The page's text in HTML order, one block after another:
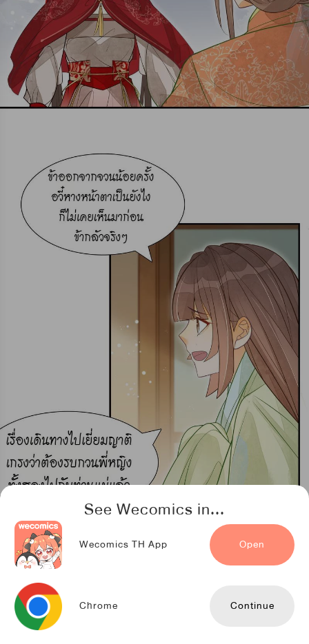
See Wecomics in...
Wecomics TH App Open
Chrome Continue